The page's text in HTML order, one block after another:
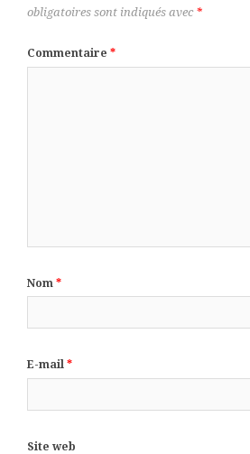
obligatoires sont indiqués avec *
Commentaire *
Nom *
E-mail *
Site web